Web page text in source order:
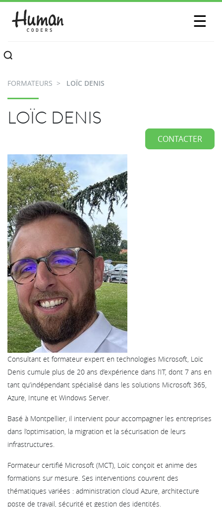
☰
CONTACTEZ-NOUS
FORMATEURS LOÏC DENIS
LOÏC DENIS
CONTACTER
Consultant et formateur expert en technologies Microsoft, Loïc
Denis cumule plus de 20 ans d’expérience dans l’IT, dont 7 ans en
tant qu’indépendant spécialisé dans les solutions Microsoft 365,
Azure, Intune et Windows Server.
Basé à Montpellier, il intervient pour accompagner les entreprises
dans l’optimisation, la migration et la sécurisation de leurs
infrastructures.
Formateur certifié Microsoft (MCT), Loïc conçoit et anime des
formations sur mesure. Ses interventions couvrent des
thématiques variées : administration cloud Azure, architecture
poste de travail, sécurité et gestion des identités.